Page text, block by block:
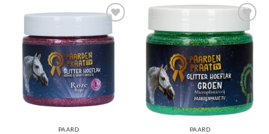
PAARD PAARD